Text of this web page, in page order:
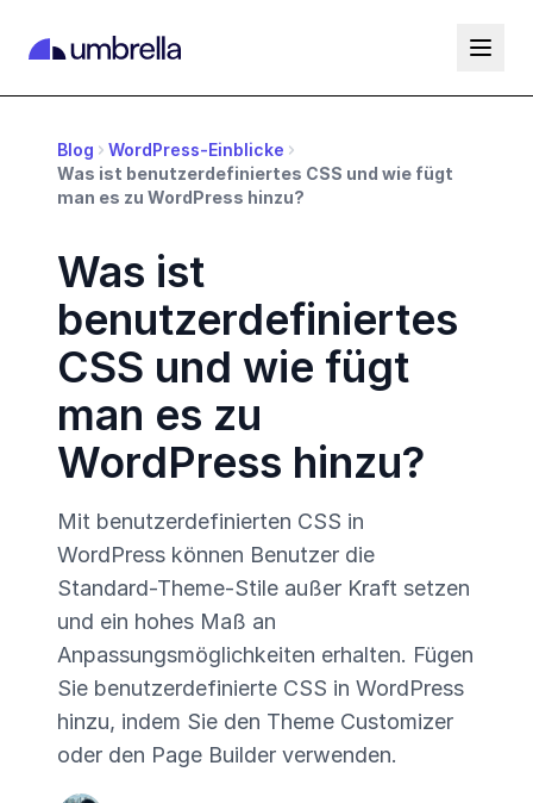
Blog
WordPress-Einblicke
Was ist benutzerdefiniertes CSS und wie fügt
man es zu WordPress hinzu?
Was ist
benutzerdefiniertes
CSS und wie fügt
man es zu
WordPress hinzu?
Mit benutzerdefinierten CSS in
WordPress können Benutzer die
Standard-Theme-Stile außer Kraft setzen
und ein hohes Maß an
Anpassungsmöglichkeiten erhalten. Fügen
Sie benutzerdefinierte CSS in WordPress
hinzu, indem Sie den Theme Customizer
oder den Page Builder verwenden.